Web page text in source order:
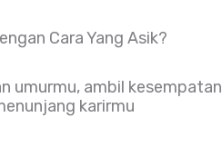
Cara Yang Asik?
umurmu, ambil kesempatan
karirmu